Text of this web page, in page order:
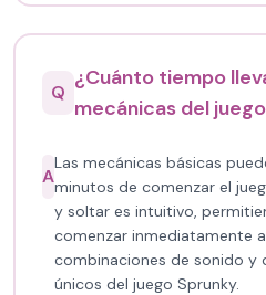
Q
¿Cuánto tiempo
mecánicas del
A
Las mecánicas básicas
minutos de comenzar el
y soltar es intuitivo,
comenzar inmediatamente
combinaciones de sonido y
únicos del juego Sprunky.